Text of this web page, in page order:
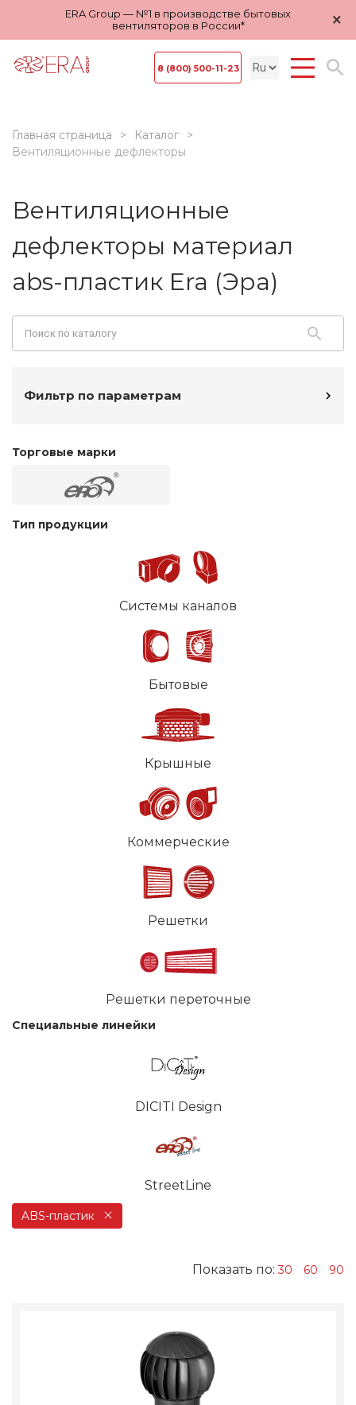
ERA Group — №1 в производстве бытовых
вентиляторов в России*
×
8 (800) 500-11-23
Главная страница
Каталог
Вентиляционные дефлекторы
Вентиляционные
дефлекторы материал
abs-пластик Era (Эра)
Фильтр по параметрам
Торговые марки
Тип продукции
Системы каналов
Бытовые
Крышные
Коммерческие
Решетки
Решетки переточные
Специальные линейки
DICITI Design
StreetLine
ABS-пластик
Показать по:30 60 90